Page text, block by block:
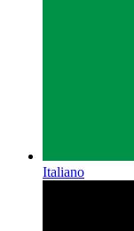
Italiano